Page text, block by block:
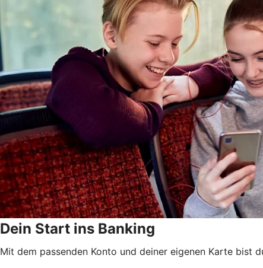
Dein Start ins Banking
Mit dem passenden Konto und deiner eigenen Karte bist